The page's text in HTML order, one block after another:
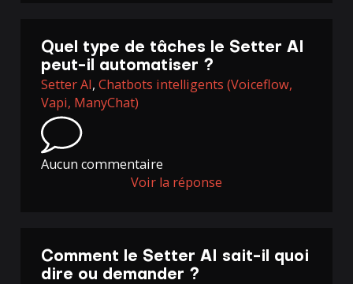
Quel type de tâches le Setter AI
peut-il automatiser ?
Setter AI,Chatbots intelligents (Voiceflow,
Vapi, ManyChat)
Aucun commentaire
Voir la réponse
Comment le Setter AI sait-il quoi
dire ou demander ?